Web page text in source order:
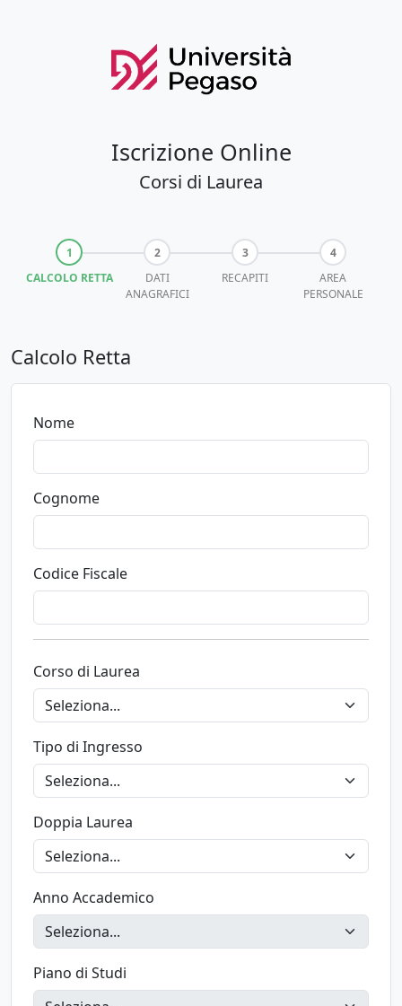
Iscrizione Online
Corsi di Laurea
CALCOLO RETTA
DATI
ANAGRAFICI
RECAPITI
AREA
PERSONALE
Calcolo Retta
Nome
Cognome
Codice Fiscale
Corso di Laurea
Tipo di Ingresso
Doppia Laurea
Anno Accademico
Piano di Studi